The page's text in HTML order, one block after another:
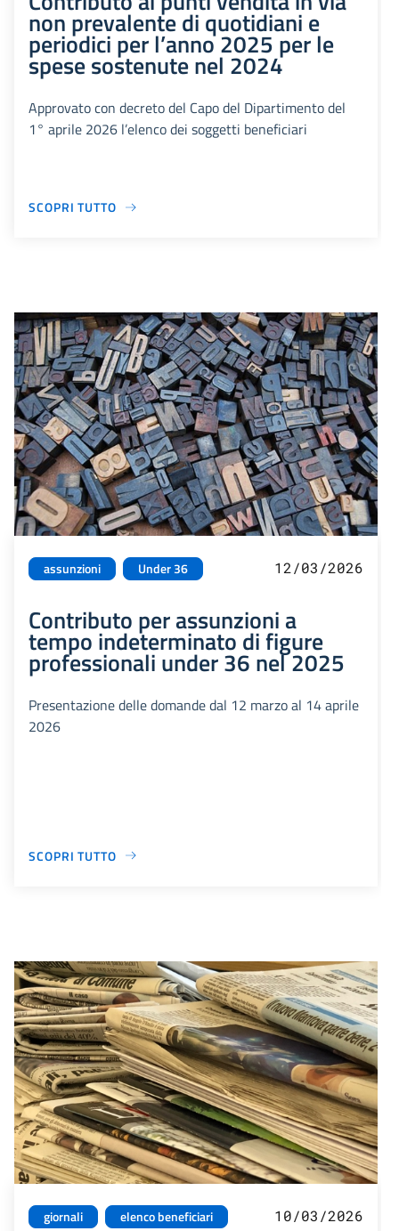
non prevalente di quotidiani e
periodici per l’anno 2025 per le
spese sostenute nel 2024
Approvato con decreto del Capo del Dipartimento del
1° aprile 2026 l’elenco dei soggetti beneficiari
SCOPRI TUTTO
assunzioni Under 36 12/03/2026
Contributo per assunzioni a
tempo indeterminato di figure
professionali under 36 nel 2025
Presentazione delle domande dal 12 marzo al 14 aprile
2026
SCOPRI TUTTO
giornali elenco beneficiari 10/03/2026